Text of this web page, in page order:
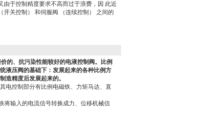
由于控制精度要求不高而过于浪费，因 此近
开关控制） 和伺服阀 （连续控制） 之间的
的、抗污染性能较好的电液控制阀。比例
液压阀的基础下：发展起来的各种比例方
造精度后发展起来的。
电控制部分有比例电磁铁、力矩马达、直
将输入的电流信号转换成力、位移机械信